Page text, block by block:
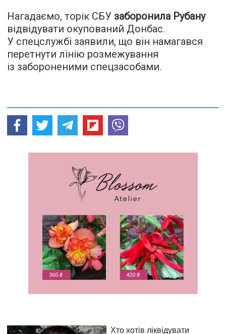
Нагадаємо, торік СБУ заборонила Рубану
відвідувати окупований Донбас.
У спецслужбі заявили, що він намагався
перетнути лінію розмежування
із забороненими спецзасобами.